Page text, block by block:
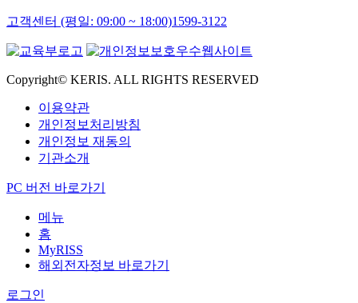
고객센터 (평일: 09:00 ~ 18:00)1599-3122
Copyright© KERIS. ALL RIGHTS RESERVED
이용약관
개인정보처리방침
개인정보 재동의
기관소개
PC 버전 바로가기
메뉴
홈
MyRISS
해외전자정보 바로가기
로그인